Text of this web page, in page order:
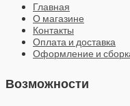
Главная
О магазине
Контакты
Оплата и доставка
Оформление и
Возможности